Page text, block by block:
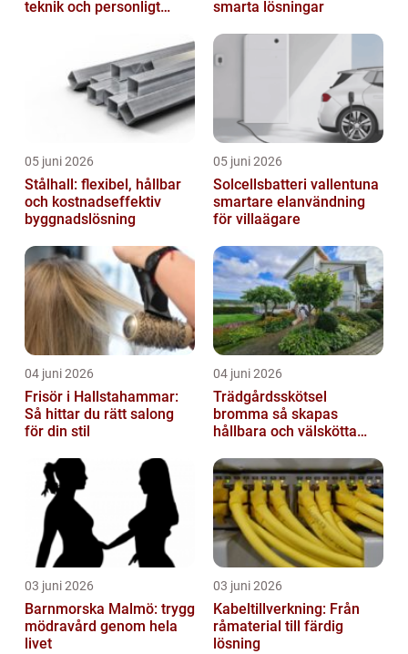
teknik och personligt
smarta lösningar
05 juni 2026
Stålhall: flexibel, hållbar
och kostnadseffektiv
byggnadslösning
05 juni 2026
Solcellsbatteri vallentuna
smartare elanvändning
för villaägare
04 juni 2026
Frisör i Hallstahammar:
Så hittar du rätt salong
för din stil
04 juni 2026
Trädgårdsskötsel
bromma så skapas
hållbara och välskötta
03 juni 2026
Barnmorska Malmö: trygg
mödravård genom hela
livet
03 juni 2026
Kabeltillverkning: Från
råmaterial till färdig
lösning